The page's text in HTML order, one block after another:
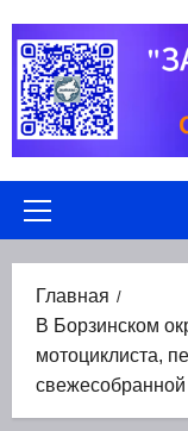
содержимому
Основное
Главная
В Борзинском
мотоциклиста,
свежесобранной